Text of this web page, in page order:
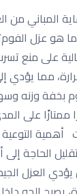
المباني من
ما هو عزل
على منع
مما
بخفة وزنه
على
أهمية
الحاجة
يمكن أن يؤدي